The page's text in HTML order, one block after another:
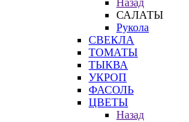
Назад
САЛАТЫ
Рукола
СВЕКЛА
ТОМАТЫ
ТЫКВА
УКРОП
ФАСОЛЬ
ЦВЕТЫ
Назад